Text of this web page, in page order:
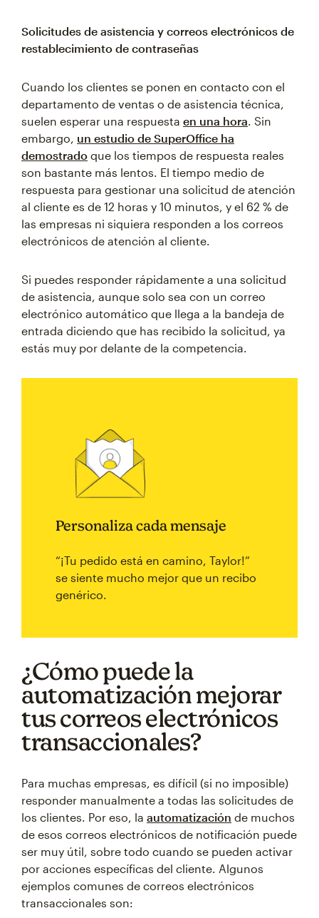
Solicitudes de asistencia y correos electrónicos de
restablecimiento de contraseñas
Cuando los clientes se ponen en contacto con el
departamento de ventas o de asistencia técnica,
suelen esperar una respuesta en una hora . Sin
embargo, un estudio de SuperOffice ha
demostrado que los tiempos de respuesta reales
son bastante más lentos. El tiempo medio de
respuesta para gestionar una solicitud de atención
al cliente es de 12 horas y 10 minutos, y el 62 % de
las empresas ni siquiera responden a los correos
electrónicos de atención al cliente.
Si puedes responder rápidamente a una solicitud
de asistencia, aunque solo sea con un correo
electrónico automático que llega a la bandeja de
entrada diciendo que has recibido la solicitud, ya
estás muy por delante de la competencia.
Personaliza cada mensaje
“¡Tu pedido está en camino, Taylor!”
se siente mucho mejor que un recibo
genérico.
¿Cómo puede la
automatización mejorar
tus correos electrónicos
transaccionales?
Para muchas empresas, es difícil (si no imposible)
responder manualmente a todas las solicitudes de
los clientes. Por eso, la automatización de muchos
de esos correos electrónicos de notificación puede
ser muy útil, sobre todo cuando se pueden activar
por acciones específicas del cliente. Algunos
ejemplos comunes de correos electrónicos
transaccionales son: